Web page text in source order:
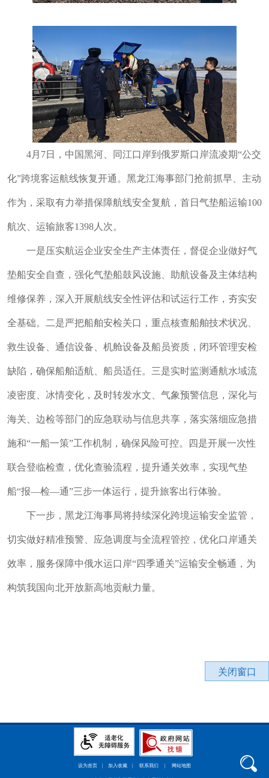
4月7日，中国黑河、同江口岸到俄罗斯口岸流凌期“公交
化”跨境客运航线恢复开通。黑龙江海事部门抢前抓早、主动
作为，采取有力举措保障航线安全复航，首日 气垫船运输100
航次、运输旅客1398人次。
一是压实航运企业安全生产主体责任，督促企业做好气
垫船安全自查，强化气垫船鼓风设施、助航设备及主体结构
维修保养，深入开展航线安全性评估和试运行工作，夯实安
全基础。二是严把船舶安检关口，重点核查船舶技术状况、
救生设备、通信设备、机舱设备及船员资质， 闭环管理安检
缺陷，确保船舶适航、船员适任。三是实时监测通航水域流
凌密度、冰情变化，及时转发水文、气象预警信息，深化与
海关、边检等部门的应急联动与信息共享，落实落细应急措
施和“一船一策”工作机制，确保风险可控。四是开展一次性
联合登临检查，优化查验流程，提升通关效率，实现气垫
船“报—检—通”三步一体运行，提升旅客出行体验。
下一步，黑龙江海事局将持续深化跨境运输安全监管，
切实做好精准预警、应急调度与全流程管控，优化口岸通关
效率，服务保障中俄水运口岸“四季通关”运输安全畅通，为
构筑我国向北开放新高地贡献力量。
关闭窗口
设为首页 加入收藏 联系我们 网站地图